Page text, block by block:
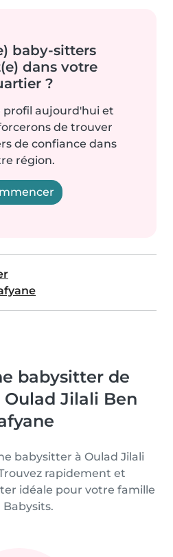
baby-sitters
dans votre
?
profil aujourd'hui et
de trouver
de confiance dans
région.
babysitter de
Jilali Ben
babysitter à Oulad Jilali
rapidement et
idéale pour votre famille
Babysits.